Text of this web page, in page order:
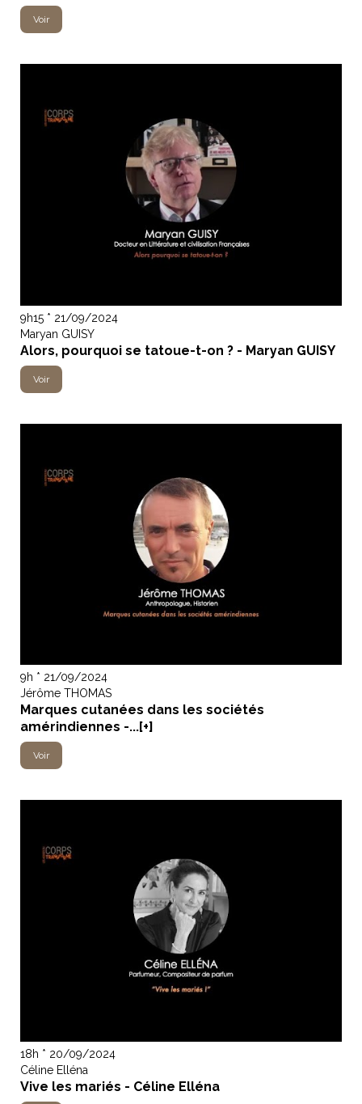
Voir
9h15 * 21/09/2024
Maryan GUISY
Alors, pourquoi se tatoue-t-on ? - Maryan GUISY
Voir
9h * 21/09/2024
Jérôme THOMAS
Marques cutanées dans les sociétés
amérindiennes -...[+]
Voir
18h * 20/09/2024
Céline Elléna
Vive les mariés - Céline Elléna